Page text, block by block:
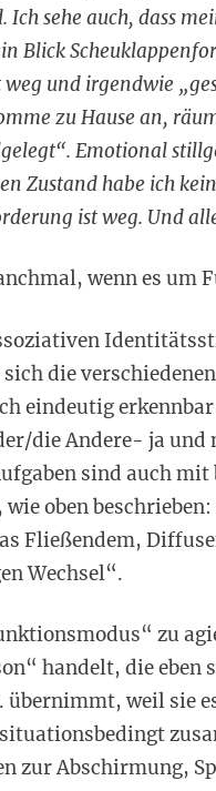
Ich sehe auch, dass
Blick
und irgendwie
zu Hause an,
Emotional
Zustand habe ich
ist weg. Und
wenn es
die
eindeutig
die Andere- ja und
sind auch
wie oben
Fließendem,
Wechsel“.
zu
handelt, die eben
übernimmt, weil sie
zur Abschirmung,